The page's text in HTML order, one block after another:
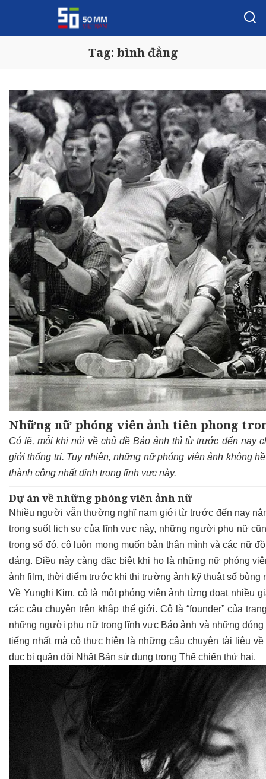
Tag: bình đẳng
Những nữ phóng viên ảnh tiên phong
Có lẽ, mỗi khi nói về chủ đề Báo ảnh thì từ trước đến nay
giới thống trị. Tuy nhiên, những nữ phóng viên ảnh không
thành công nhất định trong lĩnh vực này.
Dự án về những phóng viên ảnh nữ
Nhiều người vẫn thường nghĩ nam giới từ trước đến nay
trong suốt lịch sự của lĩnh vực này, những người phụ nữ
trong số đó, cô luôn mong muốn bản thân mình và các nữ
đáng. Điều này càng đặc biệt khi họ là những nữ phóng
ảnh film, thời điểm trước khi thị trường ảnh kỹ thuật số bùng
Về Yunghi Kim, cô là một phóng viên ảnh từng đoạt nhiều
các câu chuyện trên khắp thế giới. Cô là “founder” của
những người phụ nữ trong lĩnh vực Báo ảnh và những
tiếng nhất mà cô thực hiện là những câu chuyện tài liệu
dục bị quân đội Nhật Bản sử dụng trong Thế chiến thứ hai.